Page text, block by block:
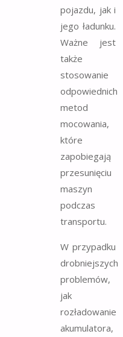
pojazdu, jak i
jego ładunku.
Ważne jest
także
stosowanie
odpowiednich
metod
mocowania,
które
zapobiegają
przesunięciu
maszyn
podczas
transportu.
W przypadku
drobniejszych
problemów,
jak
rozładowanie
akumulatora,